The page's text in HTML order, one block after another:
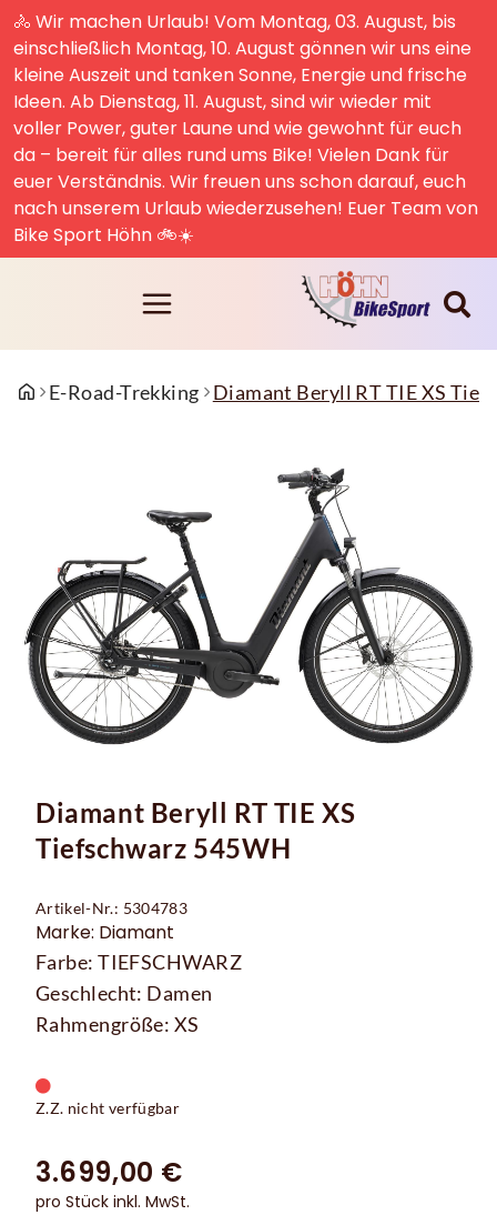
🚴 Wir machen Urlaub! Vom Montag, 03. August, bis
einschließlich Montag, 10. August gönnen wir uns eine
kleine Auszeit und tanken Sonne, Energie und frische
Ideen. Ab Dienstag, 11. August, sind wir wieder mit
voller Power, guter Laune und wie gewohnt für euch
da – bereit für alles rund ums Bike! Vielen Dank für
euer Verständnis. Wir freuen uns schon darauf, euch
nach unserem Urlaub wiederzusehen! Euer Team von
Bike Sport Höhn 🚲☀️
E-Road-Trekking Diamant Beryll RT TIE XS
Diamant Beryll RT TIE XS
Tiefschwarz 545WH
Artikel-Nr.: 5304783
Marke: Diamant
Farbe: TIEFSCHWARZ
Geschlecht: Damen
Rahmengröße: XS
Z.Z. nicht verfügbar
3.699,00 €
pro Stück inkl. MwSt.